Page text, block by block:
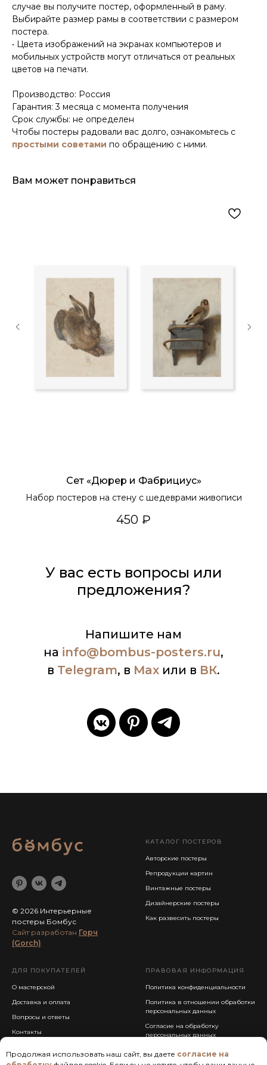
случае вы получите постер, оформленный в раму.
Выбирайте размер рамы в соответствии с размером
постера.
• Цвета изображений на экранах компьютеров и
мобильных устройств могут отличаться от реальных
цветов на печати.
Производство: Россия
Гарантия: 3 месяца с момента получения
Срок службы: не определен
Чтобы постеры радовали вас долго, ознакомьтесь с
простыми советами по обращению с ними.
Вам может понравиться
Сет «Дюрер и Фабрициус»
Набор постеров на стену с шедеврами живописи
450 ₽
Продолжая использовать наш сайт, вы даете согласие на
У вас есть вопросы или
предложения?
Напишите нам
на info@bombus-posters.ru,
в Telegram, в Max или в ВК.
© 2026 Интерьерные
постеры Бомбус
Cайт разработан Горч
(Gorch)
КАТАЛОГ ПОСТЕРОВ
Авторские постеры
Репродукции картин
Винтажные постеры
Дизайнерские постеры
Как развесить постеры
ДЛЯ ПОКУПАТЕЛЕЙ
О мастерской
Доставка и оплата
Вопросы и ответы
Контакты
ПРАВОВАЯ ИНФОРМАЦИЯ
Политика конфиденциальности
Политика в отношении обработки
персональных данных
Согласие на обработку
персональных данных